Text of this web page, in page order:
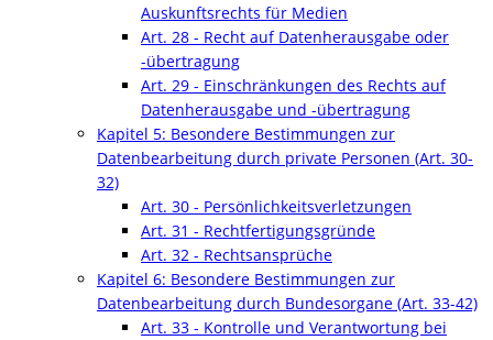
Auskunftsrechts für Medien
Art. 28 - Recht auf Datenherausgabe oder
-übertragung
Art. 29 - Einschränkungen des Rechts auf
Datenherausgabe und -übertragung
Kapitel 5: Besondere Bestimmungen zur
Datenbearbeitung durch private Personen (Art. 30-
32)
Art. 30 - Persönlichkeitsverletzungen
Art. 31 - Rechtfertigungsgründe
Art. 32 - Rechtsansprüche
Kapitel 6: Besondere Bestimmungen zur
Datenbearbeitung durch Bundesorgane (Art. 33-42)
Art. 33 - Kontrolle und Verantwortung bei